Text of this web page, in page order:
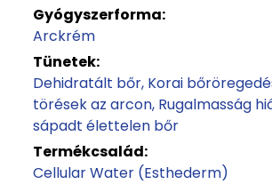
Gyógyszerforma:
Arckrém
Tünetek:
Dehidratált bőr Korai
törések az arcon Rugalmasság
sápadt élettelen bőr
Termékcsalád:
Cellular Water (Esthederm)